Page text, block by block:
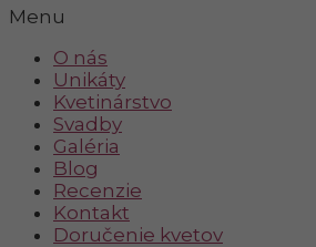
Menu
O nás
Unikáty
Kvetinárstvo
Svadby
Galéria
Blog
Recenzie
Kontakt
Doručenie kvetov